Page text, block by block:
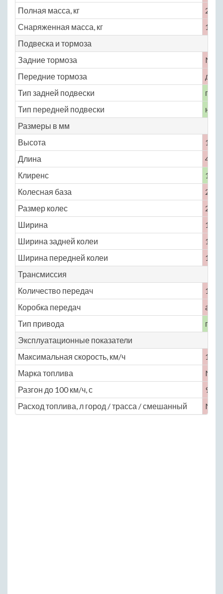
Полная масса, кг
2180
Снаряженная масса, кг
1850
Подвеска и тормоза
Задние тормоза
No
Передние тормоза
Тип задней подвески
Тип передней подвески
Размеры в мм
Высота
1535
Длина
4890
Клиренс
130
Колесная база
2780
Размер колес
215
Ширина
1815
Ширина задней колеи
1545
Ширина передней колеи
1535
Трансмиссия
Количество передач
1
Коробка передач
Тип привода
Эксплуатационные показатели
Максимальная скорость, км/ч
178
Марка топлива
No
Разгон до 100 км/ч, с
9.6
Расход топлива, л город / трасса / смешанный
No